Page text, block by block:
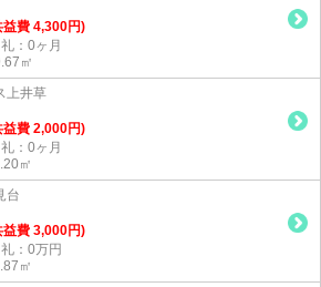
費 4,300円)
：0ヶ月
㎡
上井草
費 2,000円)
：0ヶ月
㎡
台
費 3,000円)
：0万円
㎡